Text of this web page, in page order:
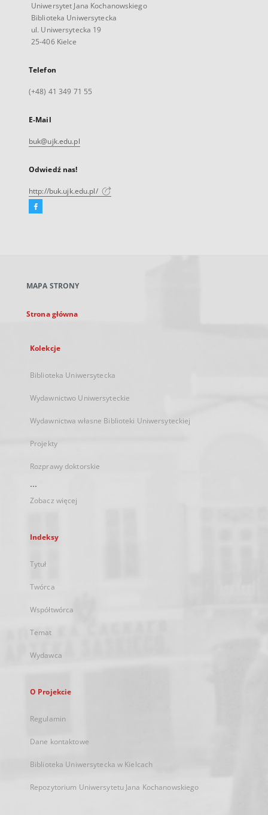
Uniwersytet Jana Kochanowskiego
Biblioteka Uniwersytecka
ul. Uniwersytecka 19
25-406 Kielce
Telefon
(+48) 41 349 71 55
E-Mail
buk@ujk.edu.pl
Odwiedź nas!
http://buk.ujk.edu.pl/
Facebook
karcie
MAPA STRONY
Strona główna
Kolekcje
Biblioteka Uniwersytecka
Wydawnictwo Uniwersyteckie
Wydawnictwa własne Biblioteki Uniwersyteckiej
Projekty
Rozprawy doktorskie
...
Zobacz więcej
Indeksy
Tytuł
Twórca
Współtwórca
Temat
Wydawca
O Projekcie
Regulamin
Dane kontaktowe
Biblioteka Uniwersytecka w Kielcach
Repozytorium Uniwersytetu Jana Kochanowskiego